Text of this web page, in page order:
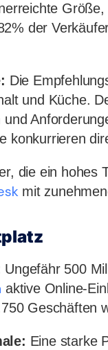
der
Die
und Küche.
und
konkurrieren
die ein hohes
mit
Ungefähr 500
aktive Online-
Geschäften
Eine starke